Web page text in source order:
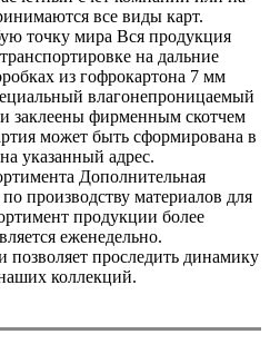
все виды карт.
точку мира Вся продукция
на дальние
из гофрокартона 7 мм
влагонепроницаемый
заклеены фирменным скотчем
может быть сформирована в
указанный адрес.
Дополнительная
производству материалов для
продукции более
еженедельно.
позволяет проследить динамику
коллекций.